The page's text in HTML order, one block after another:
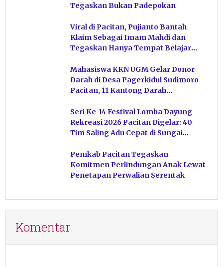
Tegaskan Bukan Padepokan
Viral di Pacitan, Pujianto Bantah
Klaim Sebagai Imam Mahdi dan
Tegaskan Hanya Tempat Belajar
Mahasiswa KKN UGM Gelar Donor
Darah di Desa Pagerkidul Sudimoro
Pacitan, 11 Kantong Darah
Seri Ke-14 Festival Lomba Dayung
Rekreasi 2026 Pacitan Digelar: 40
Tim Saling Adu Cepat di Sungai
Pemkab Pacitan Tegaskan
Komitmen Perlindungan Anak Lewat
Penetapan Perwalian Serentak
Komentar